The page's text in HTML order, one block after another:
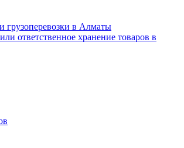
грузоперевозки в Алматы
ответственное хранение товаров в